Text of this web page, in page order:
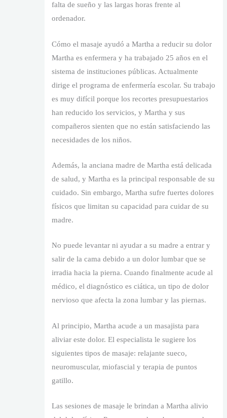
falta de sueño y las largas horas frente al
ordenador.
Cómo el masaje ayudó a Martha a reducir su dolor
Martha es enfermera y ha trabajado 25 años en el
sistema de instituciones públicas. Actualmente
dirige el programa de enfermería escolar. Su trabajo
es muy difícil porque los recortes presupuestarios
han reducido los servicios, y Martha y sus
compañeros sienten que no están satisfaciendo las
necesidades de los niños.
Además, la anciana madre de Martha está delicada
de salud, y Martha es la principal responsable de su
cuidado. Sin embargo, Martha sufre fuertes dolores
físicos que limitan su capacidad para cuidar de su
madre.
No puede levantar ni ayudar a su madre a entrar y
salir de la cama debido a un dolor lumbar que se
irradia hacia la pierna. Cuando finalmente acude al
médico, el diagnóstico es ciática, un tipo de dolor
nervioso que afecta la zona lumbar y las piernas.
Al principio, Martha acude a un masajista para
aliviar este dolor. El especialista le sugiere los
siguientes tipos de masaje: relajante sueco,
neuromuscular, miofascial y terapia de puntos
gatillo.
Las sesiones de masaje le brindan a Martha alivio